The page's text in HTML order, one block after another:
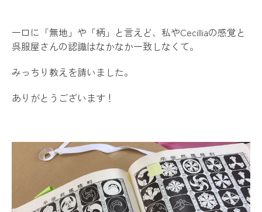
一口に「無地」や「柄」と言えど、私やCecilliaの感覚と
呉服屋さんの認識はなかなか一致しなくて。
みっちり教えを請いました。
ありがとうございます！